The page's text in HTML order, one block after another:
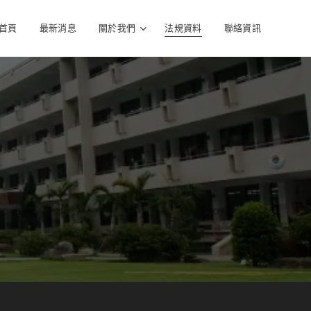
頁 最新消息 關於我們 法規資料 聯絡資訊